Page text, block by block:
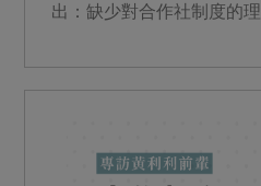
出：缺少對合作社制度的